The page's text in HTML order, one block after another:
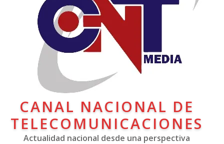
CANAL NACIONAL DE
TELECOMUNICACIONES
Actualidad nacional desde una perspectiva